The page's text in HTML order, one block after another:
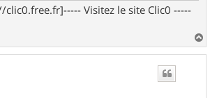
Visitez le site Clic0 -----
a